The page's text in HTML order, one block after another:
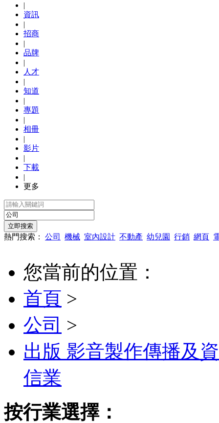
|
資訊
|
招商
|
品牌
|
人才
|
知道
|
專題
|
相冊
|
影片
|
下載
|
更多
熱門搜索： 公司 機械 室內設計 不動產 幼兒園 行銷 網頁
您當前的位置：
首頁 >
公司 >
出版 影音製作傳播及
信業
按行業選擇：